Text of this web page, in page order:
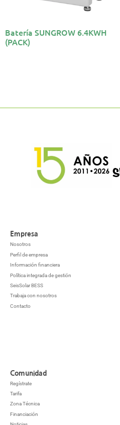
Batería SUNGROW 6.4KWH
(PACK)
Empresa
Nosotros
Perfil de empresa
Información financiera
Política integrada de gestión
SeisSolar BESS
Trabaja con nosotros
Contacto
Comunidad
Regístrate
Tarifa
Zona Técnica
Financiación